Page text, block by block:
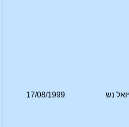
יואל נש 17/08/1999